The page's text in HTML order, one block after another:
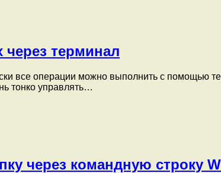
терминал
все операции можно выполнить с помощью
тонко управлять…
через командную строку